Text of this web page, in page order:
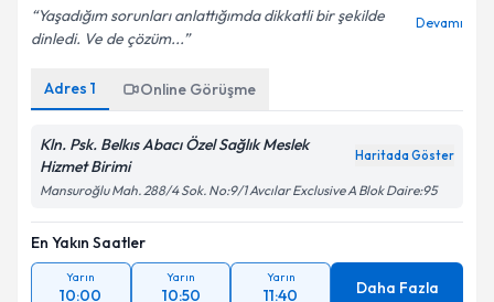
Yaşadığım sorunları anlattığımda dikkatli bir şekilde
dinledi. Ve de çözüm...
Devamı
Adres 1 Online Görüşme
Kln. Psk. Belkıs Abacı Özel Sağlık Meslek
Hizmet Birimi
Haritada Göster
Mansuroğlu Mah. 288/4 Sok. No:9/1 Avcılar Exclusive A Blok Daire:95
En Yakın Saatler
Yarın
10:00
Yarın
10:50
Yarın
11:40 Daha Fazla